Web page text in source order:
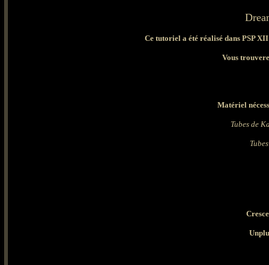
Ce tutoriel a été réalisé dans PSP
Vous
Matériel
Tubes de